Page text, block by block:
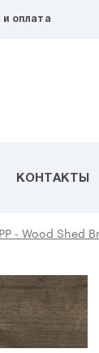
и оплата
КОНТАКТЫ
PP - Wood Shed